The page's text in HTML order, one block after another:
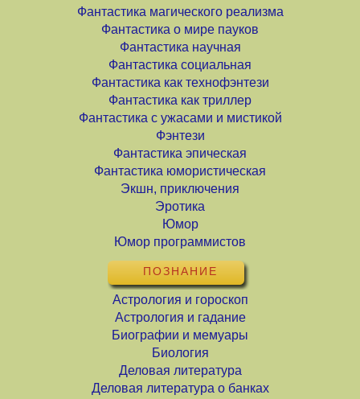
Фантастика магического реализма
Фантастика о мире пауков
Фантастика научная
Фантастика социальная
Фантастика как технофэнтези
Фантастика как триллер
Фантастика с ужасами и мистикой
Фэнтези
Фантастика эпическая
Фантастика юмористическая
Экшн, приключения
Эротика
Юмор
Юмор программистов
ПОЗНАНИЕ
Астрология и гороскоп
Астрология и гадание
Биографии и мемуары
Биология
Деловая литература
Деловая литература о банках